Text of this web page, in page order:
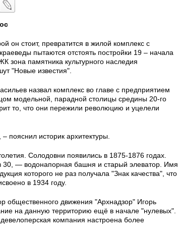
он стоит, превратится в жилой комплекс с
пытаются отстоять постройки 19 – начала
зона памятника культурного наследия
"Новые известия".
назвал комплекс во главе с предприятием
модельной, парадной столицы средины 20-го
то, что они пережили революцию и уцелели
пояснил историк архитектуры.
Солодовни появились в 1875-1876 годах.
30, — водонапорная башня и старый элеватор. Имя
которого не раз получала "Знак качества", что
в 1934 году.
общественного движения "Архнадзор" Игорь
на данную территорию ещё в начале "нулевых".
компания настроена более